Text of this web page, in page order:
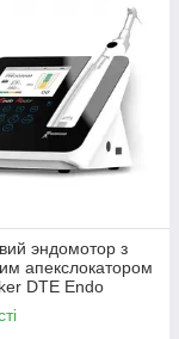
эндомотор з
апекслокатором
DTE Endo
Світло.